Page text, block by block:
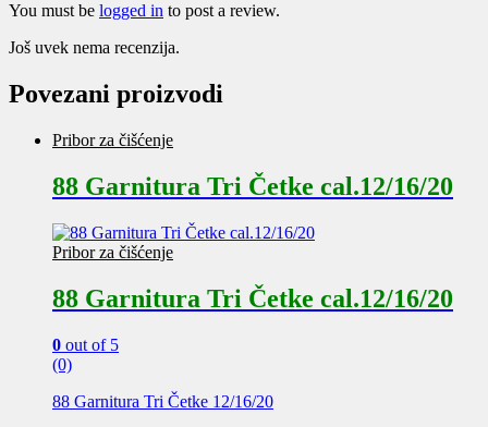
You must be logged in to post a review.
Još uvek nema recenzija.
Povezani proizvodi
Pribor za čišćenje
88 Garnitura Tri Četke cal.12/16/20
Pribor za čišćenje
88 Garnitura Tri Četke cal.12/16/20
0 out of 5
(0)
88 Garnitura Tri Četke 12/16/20